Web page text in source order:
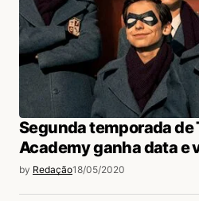
Segunda temporada de
Academy ganha data e
by Redação18/05/2020